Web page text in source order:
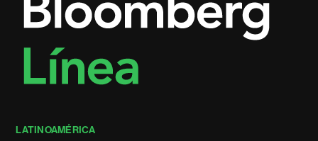
LATINOAMÉRICA